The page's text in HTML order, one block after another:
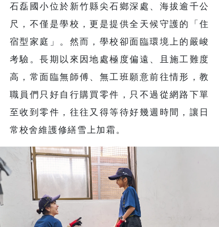
石磊國小位於新竹縣尖石鄉深處、海拔逾千公
尺，不僅是學校，更是提供全天候守護的「住
宿型家庭」。然而，學校卻面臨環境上的嚴峻
考驗。長期以來因地處極度偏遠、且施工難度
高，常面臨無師傅、無工班願意前往情形，教
職員們只好自行購買零件，只不過從網路下單
至收到零件，往往又得等待好幾週時間，讓日
常校舍維護修繕雪上加霜。